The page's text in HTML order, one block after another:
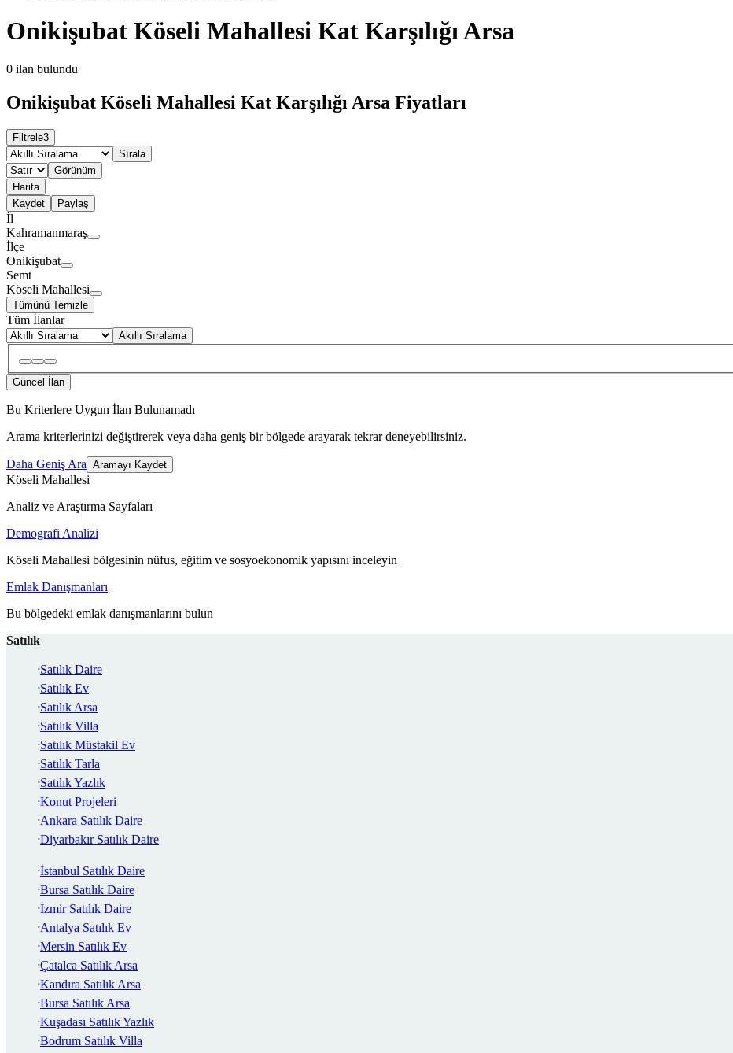
Onikişubat Köseli Mahallesi Kat Karşılığı Arsa
0 ilan bulundu
Onikişubat Köseli Mahallesi Kat Karşılığı Arsa Fiyatları
Filtrele3
Sırala
Görünüm
Harita
Kaydet
Paylaş
İl
Kahramanmaraş
İlçe
Onikişubat
Semt
Köseli Mahallesi
Tümünü Temizle
Tüm İlanlar
Akıllı Sıralama
Güncel İlan
Bu Kriterlere Uygun İlan Bulunamadı
Arama kriterlerinizi değiştirerek veya daha geniş bir bölgede arayarak tekrar deneyebilirsiniz.
Daha Geniş Ara Aramayı Kaydet
Köseli Mahallesi
Analiz ve Araştırma Sayfaları
Demografi Analizi
Köseli Mahallesi bölgesinin nüfus, eğitim ve sosyoekonomik yapısını inceleyin
Emlak Danışmanları
Bu bölgedeki emlak danışmanlarını bulun
Satılık
Satılık Daire
Satılık Ev
Satılık Arsa
Satılık Villa
Satılık Müstakil Ev
Satılık Tarla
Satılık Yazlık
Konut Projeleri
Ankara Satılık Daire
Diyarbakır Satılık Daire
İstanbul Satılık Daire
Bursa Satılık Daire
İzmir Satılık Daire
Antalya Satılık Ev
Mersin Satılık Ev
Çatalca Satılık Arsa
Kandıra Satılık Arsa
Bursa Satılık Arsa
Kuşadası Satılık Yazlık
Bodrum Satılık Villa